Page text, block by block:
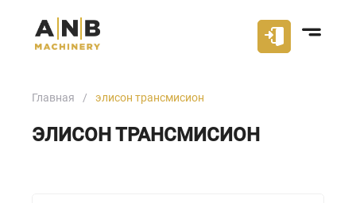
Главная элисон трансмисион
ЭЛИСОН ТРАНСМИСИОН